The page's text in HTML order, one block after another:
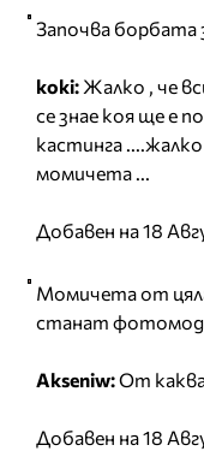
Започва борбата
koki: Жалко , че
се знае коя ще е
кастинга
момичета ...
Добавен на 18
Момичета от
станат
Akseniw:От
Добавен на 18